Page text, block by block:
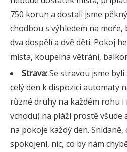
750 korun a dostali jsme
chodbou s výhledem na moře,
dva dospělí a dvě děti. Pokoj
místa, koupelna větrání,
Strava:Se stravou jsme
celý den k dispozici automaty
různé druhy na každém rohu i
vchodu) na pláži prostě všude
na pokoje každý den.
spokojeni, nic, co by nám